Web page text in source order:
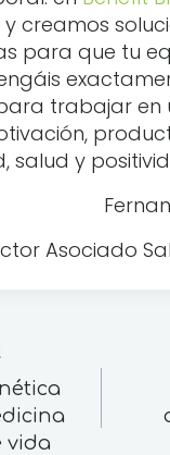
creamos
para que tu
trabajar en
salud y
Asociado
vida